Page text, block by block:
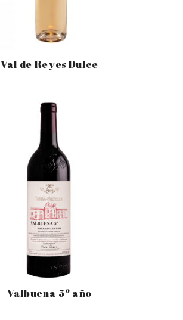
Val de Reyes Dulce
Valbuena 5º año